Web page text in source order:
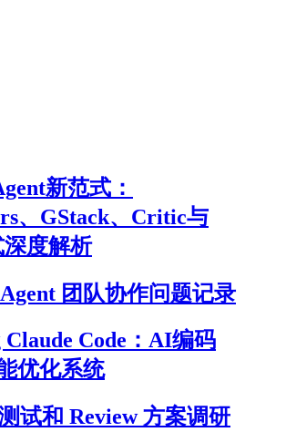
新范式：
、GStack、Critic与
度解析
团队协作问题记录
Code：AI编码
优化系统
试和 Review 方案调研